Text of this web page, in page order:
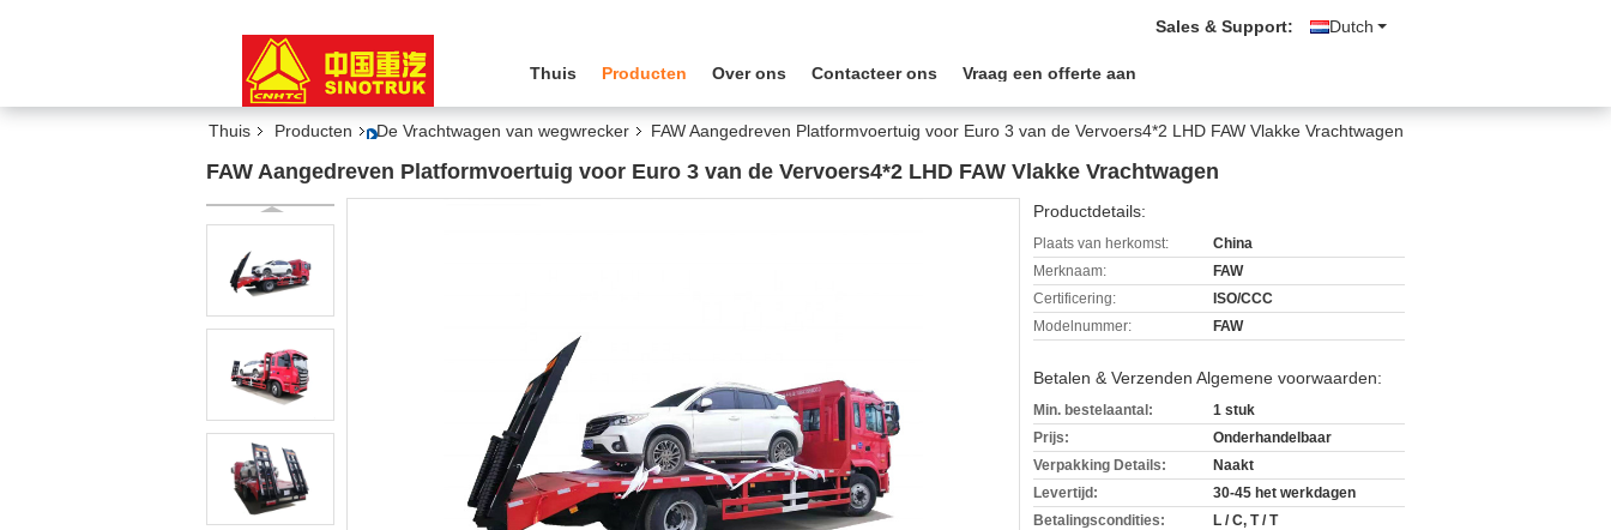
Dutch
Sales & Support:
Thuis Producten Over ons Contacteer ons Vraag een offerte aan
Thuis Producten De Vrachtwagen van wegwrecker FAW Aangedreven Platformvoertuig voor Euro 3 van de Vervoers4*2 LHD FAW Vlakke Vrachtwagen
FAW Aangedreven Platformvoertuig voor Euro 3 van de Vervoers4*2 LHD FAW Vlakke Vrachtwagen
Productdetails:
Plaats van herkomst:
China
Merknaam:
FAW
Certificering:
ISO/CCC
Modelnummer:
FAW
Betalen & Verzenden Algemene voorwaarden:
Min. bestelaantal:
1 stuk
Prijs:
Onderhandelbaar
Verpakking Details:
Naakt
Levertijd:
30-45 het werkdagen
Betalingscondities:
L / C, T / T